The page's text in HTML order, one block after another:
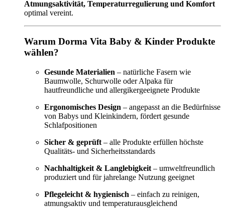
Atmungsaktivität, Temperaturregulierung und Komfort
optimal vereint.
Warum Dorma Vita Baby & Kinder Produkte
wählen?
Gesunde Materialien – natürliche Fasern wie
Baumwolle, Schurwolle oder Alpaka für
hautfreundliche und allergikergeeignete Produkte
Ergonomisches Design – angepasst an die Bedürfnisse
von Babys und Kleinkindern, fördert gesunde
Schlafpositionen
Sicher & geprüft – alle Produkte erfüllen höchste
Qualitäts- und Sicherheitsstandards
Nachhaltigkeit & Langlebigkeit – umweltfreundlich
produziert und für jahrelange Nutzung geeignet
Pflegeleicht & hygienisch – einfach zu reinigen,
atmungsaktiv und temperaturausgleichend